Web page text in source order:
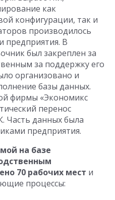
как
конфигурации, так и
производилось
предприятия. В
был закреплен за
за поддержку его
организовано и
базы данных.
фирмы «Экономикс
перенос
Часть данных была
предприятия.
на базе
70 рабочих мест и
процессы: